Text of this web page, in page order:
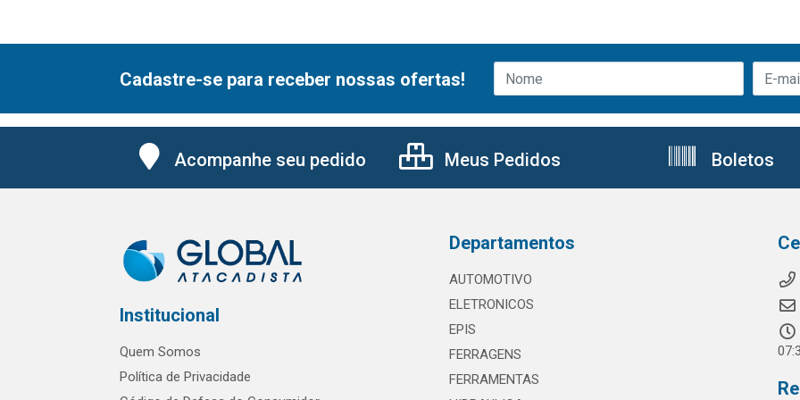
Cadastre-se para receber nossas ofertas!
Acompanhe seu pedido Meus Pedidos Boletos
Institucional
Quem Somos
Política de Privacidade
Departamentos
AUTOMOTIVO
ELETRONICOS
EPIS
FERRAGENS
FERRAMENTAS